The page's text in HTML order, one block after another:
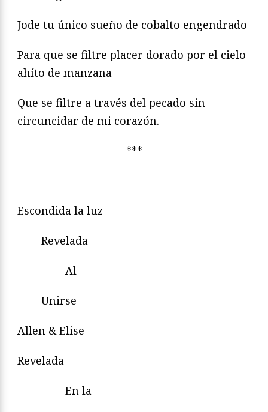
Jode tu único sueño de cobalto engendrado
Para que se filtre placer dorado por el cielo
ahíto de manzana
Que se filtre a través del pecado sin
circuncidar de mi corazón.
***
Escondida la luz
Revelada
Al
Unirse
Allen & Elise
Revelada
En la